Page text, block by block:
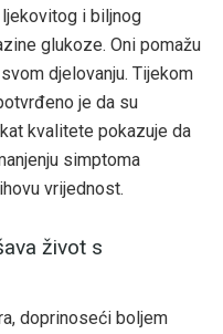
i biljnog
glukoze. Oni pomažu
djelovanju. Tijekom
je da su
kvalitete pokazuje da
simptoma
vrijednost.
život s
doprinoseći boljem